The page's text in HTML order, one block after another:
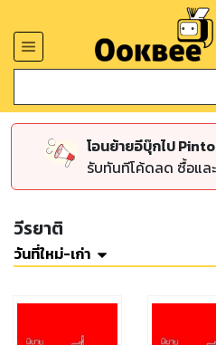
โอนย้ายอีบุ๊กไป
รับทันทีโค้ดลด ซื้อแล
วีรยาติ
วันที่ใหม่-เก่า